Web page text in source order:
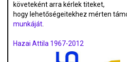
követeként arra kérlek titeket,
hogy lehetőségeitekhez mérten
munkáját.
Hazai Attila 1967-2012